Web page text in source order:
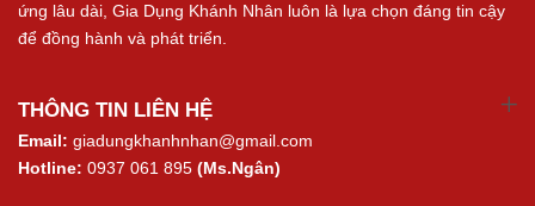
ứng lâu dài, Gia Dụng Khánh Nhân luôn là lựa chọn đáng tin cậy
để đồng hành và phát triển.
THÔNG TIN LIÊN HỆ
Email: giadungkhanhnhan@gmail.com
Hotline: 0937 061 895 (Ms.Ngân)